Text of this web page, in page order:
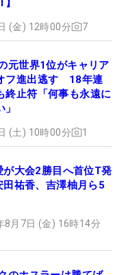
(金) 12時00分 7
元世界1位がキャリア
フ進出逃す 18年連
終止符「何事も永遠に
(土) 10時00分 1
が大会2勝目へ首位T発
祐香、吉澤柚月ら5
8月7日 (金) 16時14分